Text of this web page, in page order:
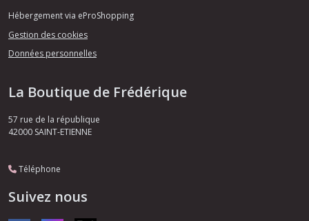
Hébergement via eProShopping
Gestion des cookies
Données personnelles
La Boutique de Frédérique
57 rue de la république
42000 SAINT-ETIENNE
Téléphone
Suivez nous